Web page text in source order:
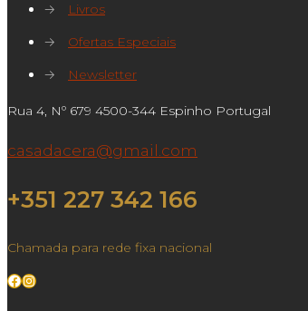
→
Livros
→
Ofertas Especiais
→
Newsletter
Rua 4, Nº 679 4500-344 Espinho Portugal
casadacera@gmail.com
+351 227 342 166
Chamada para rede fixa nacional
Facebook
Instagram